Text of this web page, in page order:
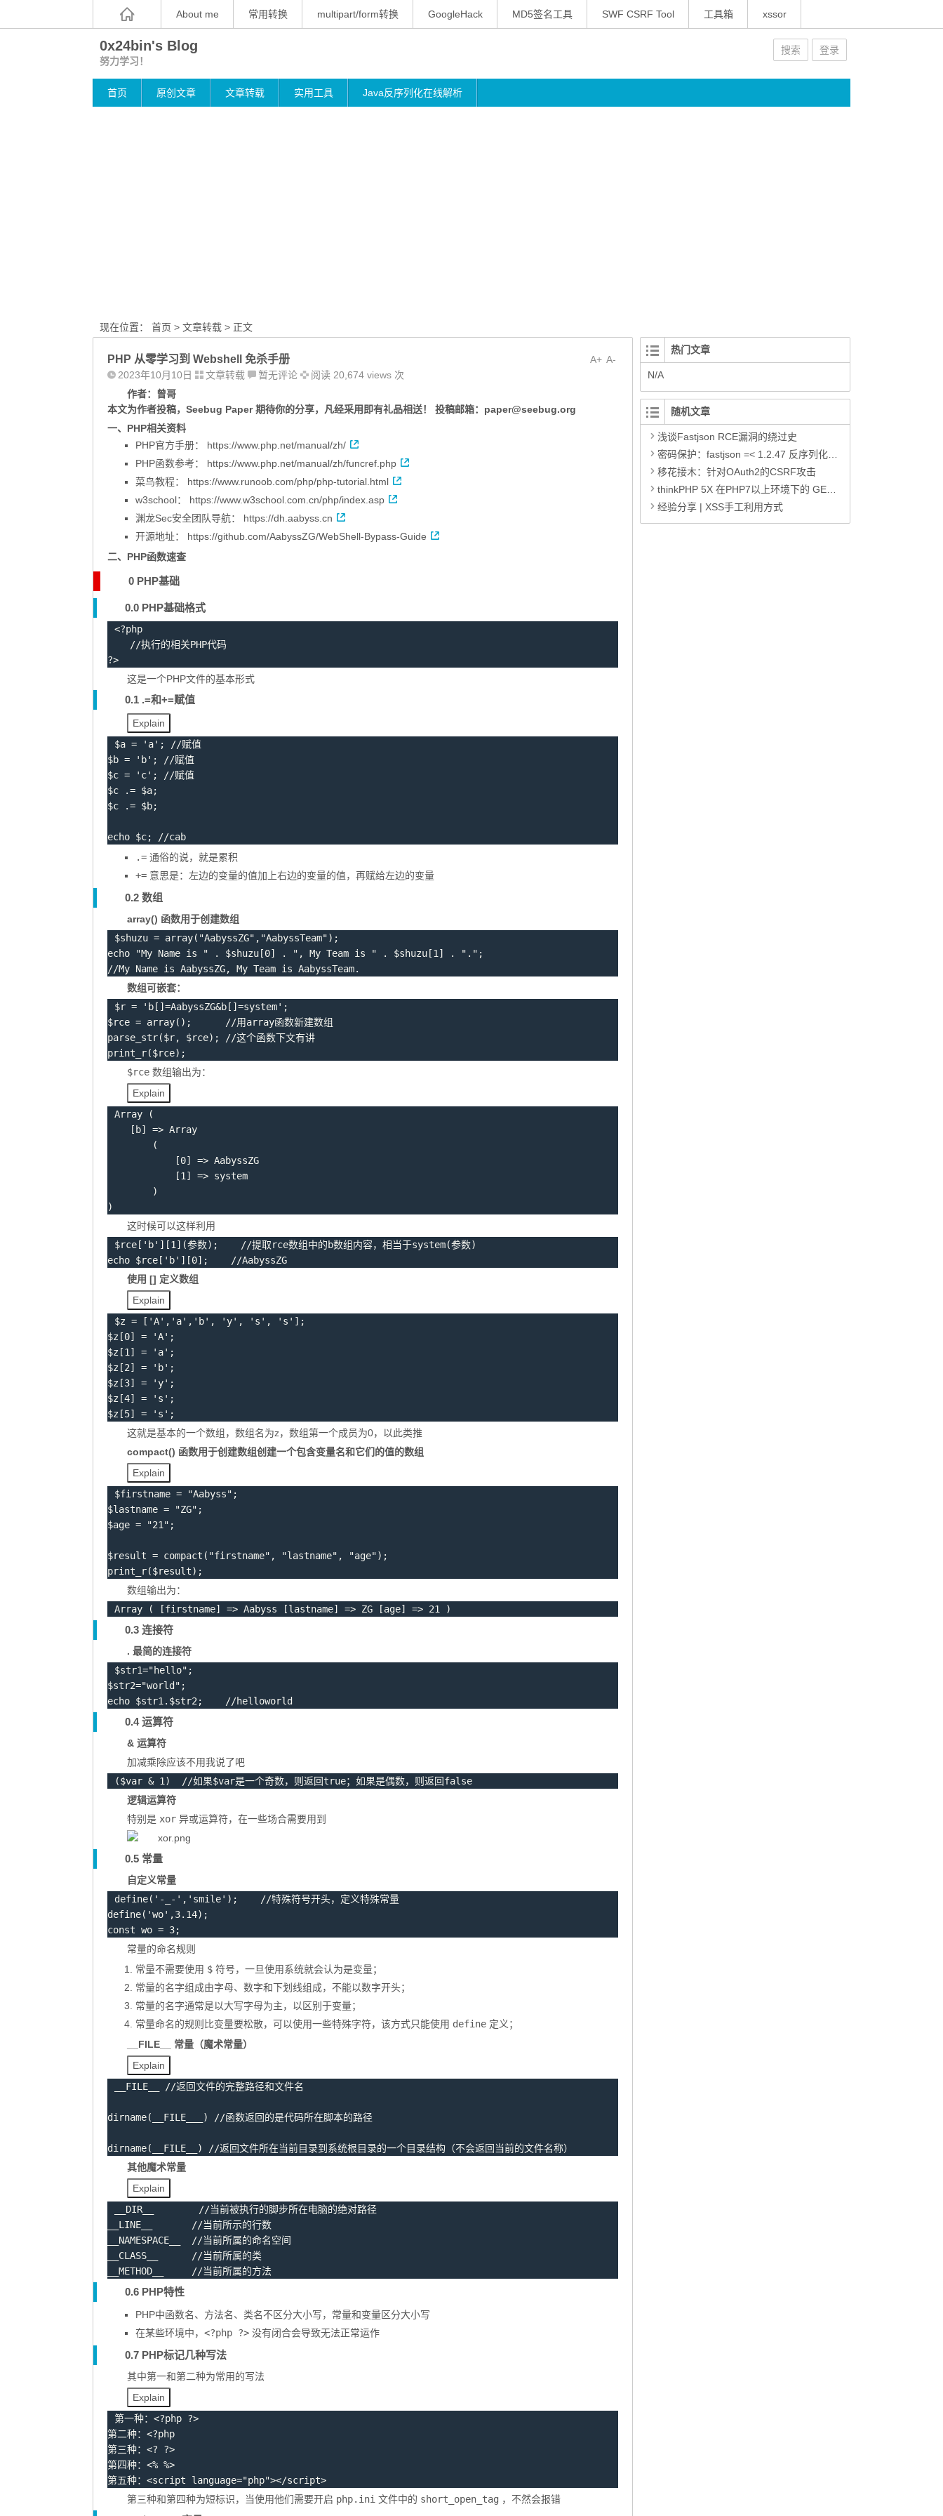
About me 常用转换 multipart/form转换 GoogleHack MD5签名工具 SWF CSRF Tool 工具箱 xssor
0x24bin's Blog
努力学习！
搜索 登录
首页 原创文章 文章转载 实用工具 Java反序列化在线解析
现在位置： 首页 > 文章转载 > 正文
A-
A+
PHP 从零学习到 Webshell 免杀手册
2023年10月10日 文章转载 暂无评论
阅读 20,674 views 次
作者：曾哥
本文为作者投稿，Seebug Paper 期待你的分享，凡经采用即有礼品相送！ 投稿邮箱： paper@seebug.org
一、PHP相关资料
PHP官方手册： https://www.php.net/manual/zh/
PHP函数参考： https://www.php.net/manual/zh/funcref.php
菜鸟教程： https://www.runoob.com/php/php-tutorial.html
w3school： https://www.w3school.com.cn/php/index.asp
渊龙Sec安全团队导航： https://dh.aabyss.cn
开源地址： https://github.com/AabyssZG/WebShell-Bypass-Guide
二、PHP函数速查
0 PHP基础
0.0 PHP基础格式
<?php
?>
这是一个PHP文件的基本形式
0.1 .=和+=赋值
Explain
$a = 'a' ;
$b = 'b' ;
$c = 'c' ;
$c
.= $a;
$c
.= $b;
echo $c;
//cab
.= 通俗的说，就是累积
+= 意思是：左边的变量的值加上右边的变量的值，再赋给左边的变量
0.2 数组
array() 函数用于创建数组
$shuzu = array( "AabyssZG" , "AabyssTeam") ;
echo
"My Name is " . $shuzu [0] . ", My Team is " . $shuzu [1 ] . "." ;
//My Name is AabyssZG, My Team is AabyssTeam.
数组可嵌套：
$r = 'b[]=AabyssZG&b[]=system' ;
$rce = array( ) ;
parse_str($r, $rce) ;
print_r($rce) ;
$rce 数组输出为：
Explain
Array
(
[ b] => Array
(
[0] => AabyssZG
[1 ] => system
)
)
这时候可以这样利用
$rce [ 'b' ] [1 ] (参数) ;
echo $rce [ 'b' ] [0] ;
//AabyssZG
使用 [] 定义数组
Explain
$z = [ 'A' , 'a' , 'b' , 'y' , 's' , 's' ] ;
$z [0] = 'A' ;
$z [1 ] = 'a' ;
$z [2] = 'b' ;
$z [3] = 'y' ;
$z [4] = 's' ;
$z [5] = 's' ;
这就是基本的一个数组，数组名为z，数组第一个成员为0，以此类推
compact() 函数用于创建数组创建一个包含变量名和它们的值的数组
Explain
$firstname = "Aabyss" ;
$lastname = "ZG" ;
$age = "21" ;
$result = compact ( "firstname" , "lastname" , "age") ;
print_r($result) ;
数组输出为：
Array
( [firstname] => Aabyss [lastname] => ZG [age] => 21 )
0.3 连接符
. 最简的连接符
$str1="hello" ;
$str2="world" ;
echo $str1 . $str2 ; //helloworld
0.4 运算符
& 运算符
加减乘除应该不用我说了吧
($var & 1 )
//如果$var是一个奇数，则返回true；如果是偶数，则返回false
逻辑运算符
特别是 xor 异或运算符，在一些场合需要用到
0.5 常量
自定义常量
define( '-_-' , 'smile' ) ;
define( 'wo' ,3.14) ;
const wo = 3;
常量的命名规则
常量不需要使用 $ 符号，一旦使用系统就会认为是变量；
常量的名字组成由字母、数字和下划线组成，不能以数字开头；
常量的名字通常是以大写字母为主，以区别于变量；
常量命名的规则比变量要松散，可以使用一些特殊字符，该方式只能使用 define 定义；
__FILE__ 常量（魔术常量）
Explain
__FILE__
dirname( __FILE___ )
dirname( __FILE__ )
//返回文件所在当前目录到系统根目录的一个目录结构（不会返回当前的文件名称）
其他魔术常量
Explain
__DIR__
__LINE__
__NAMESPACE__
__CLASS__
__METHOD__
//当前所属的方法
0.6 PHP特性
PHP中函数名、方法名、类名不区分大小写，常量和变量区分大小写
在某些环境中， <?php ?> 没有闭合会导致无法正常运作
0.7 PHP标记几种写法
其中第一和第二种为常用的写法
Explain
第一种： <?php ?>
第二种： <?php
第三种： <?
?>
第四种： <% %>
第五种： <script language="php"></script>
第三种和第四种为短标识，当使用他们需要开启 php.ini 文件中的 short_open_tag ，不然会报错
热门文章
N/A
随机文章
浅谈Fastjson RCE漏洞的绕过史
密码保护：fastjson =< 1.2.47 反序列化漏洞浅析
移花接木：针对OAuth2的CSRF攻击
thinkPHP 5X 在PHP7以上环境下的 GETSHELL
经验分享 | XSS手工利用方式